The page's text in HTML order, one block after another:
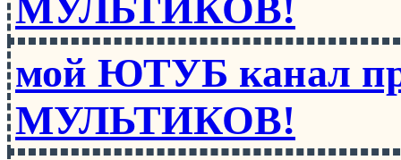
МУЛЬТИКОВ!
мой ЮТУБ канал
МУЛЬТИКОВ!